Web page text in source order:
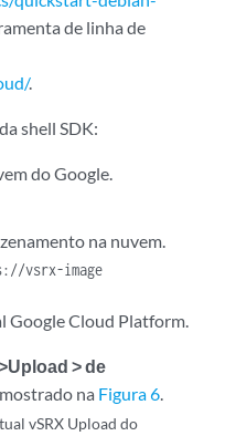
de linha de
.
shell SDK:
do Google.
na nuvem.
vsrx-image
Google Cloud Platform.
> de
na Figura 6.
vSRX Upload do